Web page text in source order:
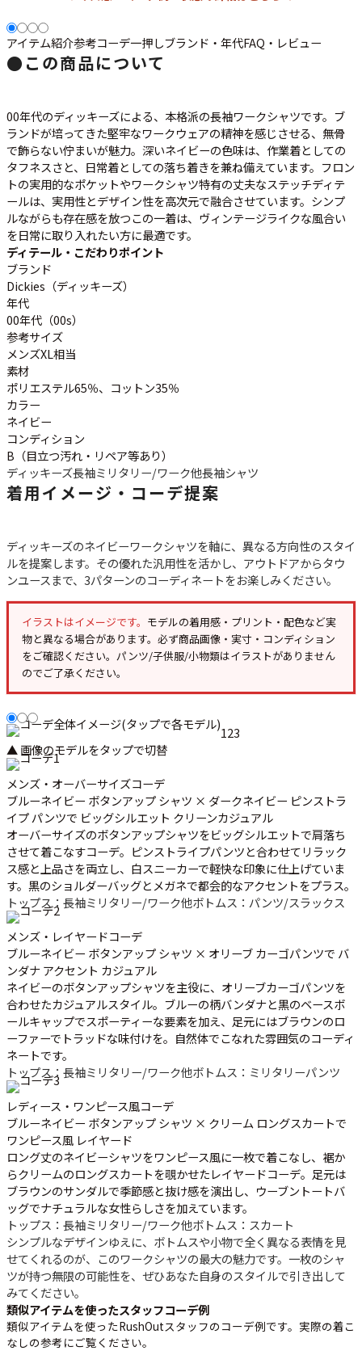
お客様の声
お気に入りリスト
会員登録
会社概要
店舗一覧
古着卸売
特定商取引法に基づく表示
プライバシーポリシー
お問い合わせ
アイテム紹介参考コーデ一押しブランド・年代FAQ・レビュー
● この商品について
00年代のディッキーズによる、本格派の長袖ワークシャツです。ブ
ランドが培ってきた堅牢なワークウェアの精神を感じさせる、無骨
で飾らない佇まいが魅力。深いネイビーの色味は、作業着としての
タフネスさと、日常着としての落ち着きを兼ね備えています。フロン
トの実用的なポケットやワークシャツ特有の丈夫なステッチディテ
ールは、実用性とデザイン性を高次元で融合させています。シンプ
ルながらも存在感を放つこの一着は、ヴィンテージライクな風合い
を日常に取り入れたい方に最適です。
ディテール・こだわりポイント
ブランド
Dickies（ディッキーズ）
年代
00年代（00s）
参考サイズ
メンズXL相当
素材
ポリエステル65％、コットン35％
カラー
ネイビー
コンディション
B（目立つ汚れ・リペア等あり）
ディッキーズ長袖ミリタリー/ワーク他長袖シャツ
着用イメージ・コーデ提案
ディッキーズのネイビーワークシャツを軸に、異なる方向性のスタイ
ルを提案します。その優れた汎用性を活かし、アウトドアからタウ
ンユースまで、3パターンのコーディネートをお楽しみください。
イラストはイメージです。 モデルの着用感・プリント・配色など実
物と異なる場合があります。必ず商品画像・実寸・コンディション
をご確認ください。パンツ/子供服/小物類はイラストがありません
のでご了承ください。
123
▲ 画像のモデルをタップで切替
メンズ・オーバーサイズコーデ
ブルーネイビー ボタンアップ シャツ × ダークネイビー ピンストラ
イプ パンツで ビッグシルエット クリーンカジュアル
オーバーサイズのボタンアップシャツをビッグシルエットで肩落ち
させて着こなすコーデ。ピンストライプパンツと合わせてリラック
ス感と上品さを両立し、白スニーカーで軽快な印象に仕上げていま
す。黒のショルダーバッグとメガネで都会的なアクセントをプラス。
トップス：長袖ミリタリー/ワーク他ボトムス：パンツ/スラックス
メンズ・レイヤードコーデ
ブルーネイビー ボタンアップ シャツ × オリーブ カーゴパンツで バ
ンダナ アクセント カジュアル
ネイビーのボタンアップシャツを主役に、オリーブカーゴパンツを
合わせたカジュアルスタイル。ブルーの柄バンダナと黒のベースボ
ールキャップでスポーティーな要素を加え、足元にはブラウンのロ
ーファーでトラッドな味付けを。自然体でこなれた雰囲気のコーディ
ネートです。
トップス：長袖ミリタリー/ワーク他ボトムス：ミリタリーパンツ
レディース・ワンピース風コーデ
ブルーネイビー ボタンアップ シャツ × クリーム ロングスカートで
ワンピース風 レイヤード
ロング丈のネイビーシャツをワンピース風に一枚で着こなし、裾か
らクリームのロングスカートを覗かせたレイヤードコーデ。足元は
ブラウンのサンダルで季節感と抜け感を演出し、ウーブントートバ
ッグでナチュラルな女性らしさを加えています。
トップス：長袖ミリタリー/ワーク他ボトムス：スカート
シンプルなデザインゆえに、ボトムスや小物で全く異なる表情を見
せてくれるのが、このワークシャツの最大の魅力です。一枚のシャ
ツが持つ無限の可能性を、ぜひあなた自身のスタイルで引き出して
みてください。
類似アイテムを使ったスタッフコーデ例
類似アイテムを使ったRushOutスタッフのコーデ例です。実際の着こ
なしの参考にご覧ください。